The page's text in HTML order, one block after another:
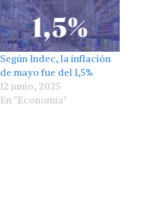
Según Indec, la inflación
de mayo fue del 1,5%
12 junio, 2025
En "Economía"